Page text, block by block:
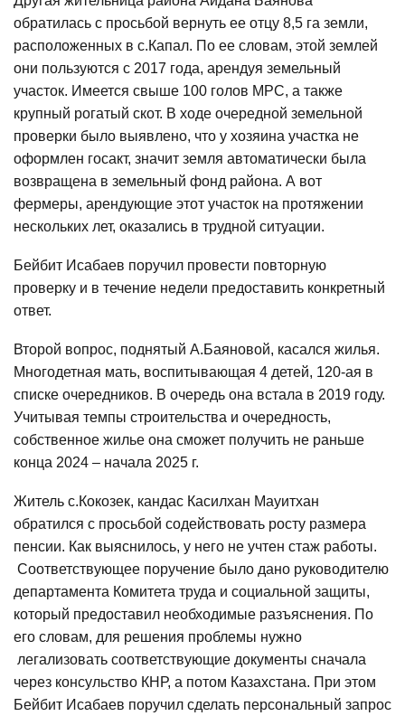
обратилась с просьбой вернуть ее отцу 8,5 га земли,
расположенных в с.Капал. По ее словам, этой землей
они пользуются с 2017 года, арендуя земельный
участок. Имеется свыше 100 голов МРС, а также
крупный рогатый скот. В ходе очередной земельной
проверки было выявлено, что у хозяина участка не
оформлен госакт, значит земля автоматически была
возвращена в земельный фонд района. А вот
фермеры, арендующие этот участок на протяжении
нескольких лет, оказались в трудной ситуации.
Бейбит Исабаев поручил провести повторную
проверку и в течение недели предоставить конкретный
ответ.
Второй вопрос, поднятый А.Баяновой, касался жилья.
Многодетная мать, воспитывающая 4 детей, 120-ая в
списке очередников. В очередь она встала в 2019 году.
Учитывая темпы строительства и очередность,
собственное жилье она сможет получить не раньше
конца 2024 – начала 2025 г.
Житель с.Кокозек, кандас Касилхан Мауитхан
обратился с просьбой содействовать росту размера
пенсии. Как выяснилось, у него не учтен стаж работы.
Соответствующее поручение было дано руководителю
департамента Комитета труда и социальной защиты,
который предоставил необходимые разъяснения. По
его словам, для решения проблемы нужно
легализовать соответствующие документы сначала
через консульство КНР, а потом Казахстана. При этом
Бейбит Исабаев поручил сделать персональный запрос